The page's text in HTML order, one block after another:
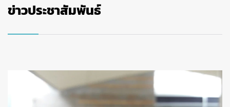
ข่าวประชาสัมพันธ์